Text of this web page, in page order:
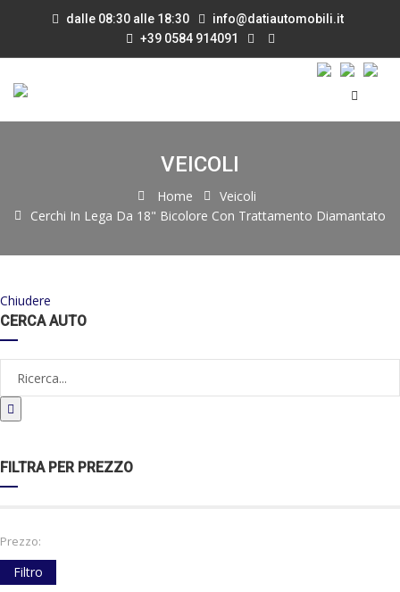
dalle 08:30 alle 18:30
info@datiautomobili.it
+39 0584 914091
VEICOLI
Home
Veicoli
Cerchi In Lega Da 18" Bicolore Con Trattamento Diamantato
Chiudere
CERCA AUTO
FILTRA PER PREZZO
Prezzo:
Filtro